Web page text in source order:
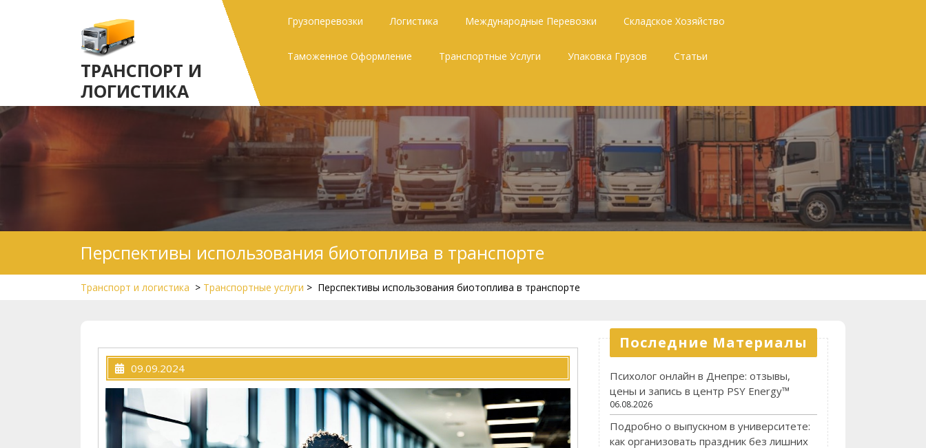
ТРАНСПОРТ И
ЛОГИСТИКА
Грузоперевозки Логистика Международные Перевозки Складское Хозяйство
Таможенное Оформление Транспортные Услуги Упаковка Грузов Статьи
Перспективы использования биотоплива в транспорте
Транспорт и логистика > Транспортные услуги > Перспективы использования биотоплива в транспорте
09.09.2024
Последние Материалы
Психолог онлайн в Днепре: отзывы,
цены и запись в центр PSY Energy™
06.08.2026
Подробно о выпускном в университете:
как организовать праздник без лишних